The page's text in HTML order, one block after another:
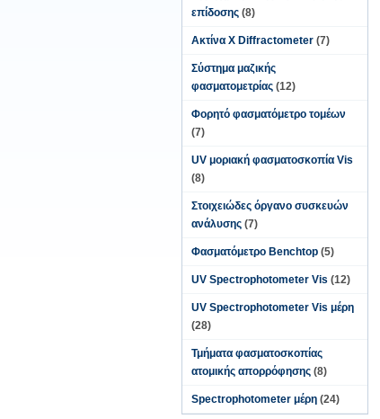
επίδοσης (8)
Ακτίνα X Diffractometer (7)
Σύστημα μαζικής
φασματομετρίας (12)
Φορητό φασματόμετρο τομέων
(7)
UV μοριακή φασματοσκοπία Vis
(8)
Στοιχειώδες όργανο συσκευών
ανάλυσης (7)
Φασματόμετρο Benchtop (5)
UV Spectrophotometer Vis (12)
UV Spectrophotometer Vis μέρη
(28)
Τμήματα φασματοσκοπίας
ατομικής απορρόφησης (8)
Spectrophotometer μέρη (24)